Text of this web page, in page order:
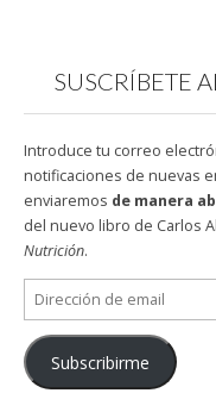
SUSCRÍBETE
Introduce tu correo
notificaciones de nuevas
enviaremos de manera
del nuevo libro de Carlos
Nutrición.
Dirección
de
email
Subscribirme